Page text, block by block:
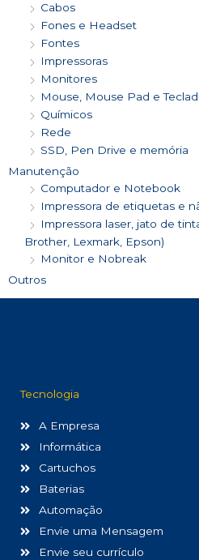
Cabos
Fones e Headset
Fontes
Impressoras
Monitores
Mouse, Mouse Pad e
Químicos
Rede
SSD, Pen Drive e memória
Manutenção
Computador e Notebook
Impressora de etiquetas e
Impressora laser, jato de
Brother, Lexmark, Epson)
Monitor e Nobreak
Outros
Tecnologia
A Empresa
Informática
Cartuchos
Baterias
Automação
Envie uma Mensagem
Envie seu currículo